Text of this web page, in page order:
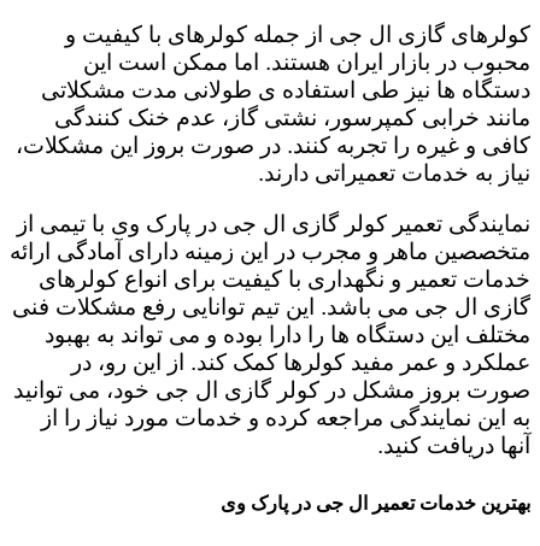
کولرهای گازی ال جی از جمله کولرهای با کیفیت و
محبوب در بازار ایران هستند. اما ممکن است این
دستگاه ها نیز طی استفاده ی طولانی مدت مشکلاتی
مانند خرابی کمپرسور، نشتی گاز، عدم خنک کنندگی
کافی و غیره را تجربه کنند. در صورت بروز این مشکلات،
نیاز به خدمات تعمیراتی دارند.
نمایندگی تعمیر کولر گازی ال جی در پارک وی با تیمی از
متخصصین ماهر و مجرب در این زمینه دارای آمادگی ارائه
خدمات تعمیر و نگهداری با کیفیت برای انواع کولرهای
گازی ال جی می باشد. این تیم توانایی رفع مشکلات فنی
مختلف این دستگاه ها را دارا بوده و می تواند به بهبود
عملکرد و عمر مفید کولرها کمک کند. از این رو، در
صورت بروز مشکل در کولر گازی ال جی خود، می توانید
به این نمایندگی مراجعه کرده و خدمات مورد نیاز را از
آنها دریافت کنید.
بهترین خدمات تعمیر ال جی در پارک وی